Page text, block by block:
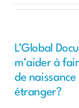
L’Global
m’aider à
de
étranger?